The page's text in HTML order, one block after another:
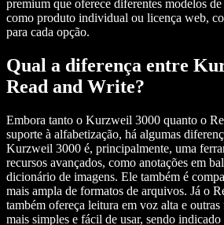
premium que oferece diferentes modelos
como produto individual ou licença web,
para cada opção.
Qual a diferença entre
Read and Write?
Embora tanto o Kurzweil 3000 quanto o
suporte à alfabetização, há algumas
Kurzweil 3000 é, principalmente, uma
recursos avançados, como anotações em
dicionário de imagens. Ele também é
mais ampla de formatos de arquivos. Já o
também ofereça leitura em voz alta e outras
mais simples e fácil de usar, sendo